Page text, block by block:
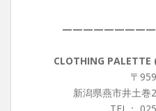
CLOTHING PALETTE
〒
新潟県燕市井土巻
TEL：